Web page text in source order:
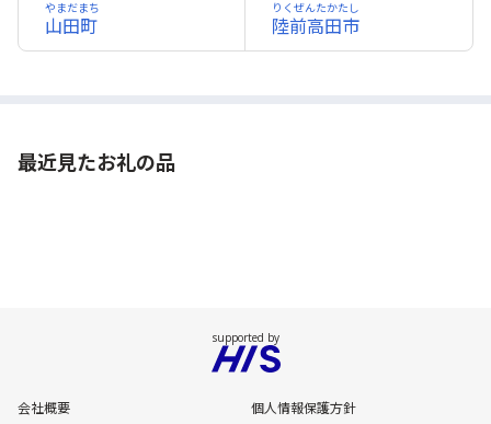
山田町
やまだまち
陸前高田市
りくぜんたかたし
最近見たお礼の品
会社概要 個人情報保護方針